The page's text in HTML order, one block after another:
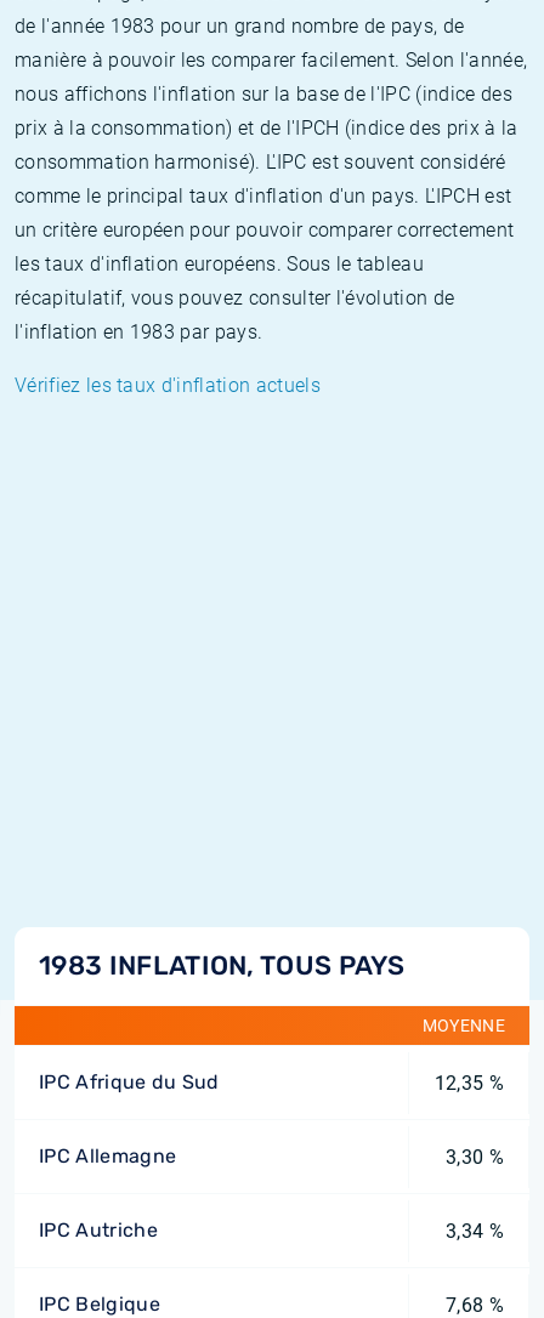
de l'année 1983 pour un grand nombre de pays, de
manière à pouvoir les comparer facilement. Selon l'année,
nous affichons l'inflation sur la base de l'IPC (indice des
prix à la consommation) et de l'IPCH (indice des prix à la
consommation harmonisé). L'IPC est souvent considéré
comme le principal taux d'inflation d'un pays. L'IPCH est
un critère européen pour pouvoir comparer correctement
les taux d'inflation européens. Sous le tableau
récapitulatif, vous pouvez consulter l'évolution de
l'inflation en 1983 par pays.
Vérifiez les taux d'inflation actuels
1983 INFLATION, TOUS PAYS
MOYENNE
IPC Afrique du Sud 12,35 %
IPC Allemagne 3,30 %
IPC Autriche 3,34 %
IPC Belgique 7,68 %